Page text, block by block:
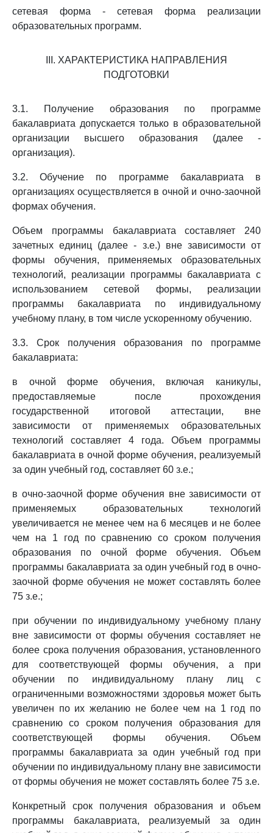
сетевая форма - сетевая форма реализации
образовательных программ.
III. ХАРАКТЕРИСТИКА НАПРАВЛЕНИЯ
ПОДГОТОВКИ
3.1. Получение образования по программе
бакалавриата допускается только в образовательной
организации высшего образования (далее -
организация).
3.2. Обучение по программе бакалавриата в
организациях осуществляется в очной и очно-заочной
формах обучения.
Объем программы бакалавриата составляет 240
зачетных единиц (далее - з.е.) вне зависимости от
формы обучения, применяемых образовательных
технологий, реализации программы бакалавриата с
использованием сетевой формы, реализации
программы бакалавриата по индивидуальному
учебному плану, в том числе ускоренному обучению.
3.3. Срок получения образования по программе
бакалавриата:
в очной форме обучения, включая каникулы,
предоставляемые после прохождения
государственной итоговой аттестации, вне
зависимости от применяемых образовательных
технологий составляет 4 года. Объем программы
бакалавриата в очной форме обучения, реализуемый
за один учебный год, составляет 60 з.е.;
в очно-заочной форме обучения вне зависимости от
применяемых образовательных технологий
увеличивается не менее чем на 6 месяцев и не более
чем на 1 год по сравнению со сроком получения
образования по очной форме обучения. Объем
программы бакалавриата за один учебный год в очно-
заочной форме обучения не может составлять более
75 з.е.;
при обучении по индивидуальному учебному плану
вне зависимости от формы обучения составляет не
более срока получения образования, установленного
для соответствующей формы обучения, а при
обучении по индивидуальному плану лиц с
ограниченными возможностями здоровья может быть
увеличен по их желанию не более чем на 1 год по
сравнению со сроком получения образования для
соответствующей формы обучения. Объем
программы бакалавриата за один учебный год при
обучении по индивидуальному плану вне зависимости
от формы обучения не может составлять более 75 з.е.
Конкретный срок получения образования и объем
программы бакалавриата, реализуемый за один